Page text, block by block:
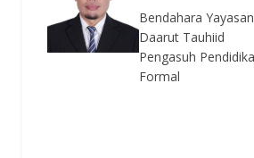
Bendahara
Daarut Tauhiid
Pengasuh
Formal